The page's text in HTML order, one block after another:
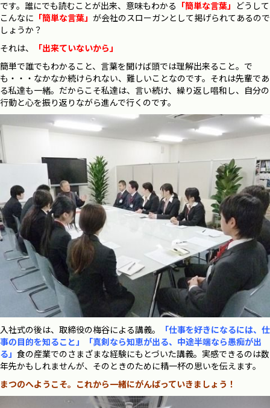
です。誰にでも読むことが出来、意味もわかる 「簡単な言葉」 どうして
こんなに 「簡単な言葉」 が会社のスローガンとして掲げられてあるので
しょうか？
それは、
「出来ていないから」
簡単で誰でもわかること、言葉を聞けば頭では理解出来ること。で
も・・・なかなか続けられない、難しいことなのです。それは先輩であ
る私達も一緒。だからこそ私達は、言い続け、繰り返し唱和し、自分の
行動と心を振り返りながら進んで行くのです。
入社式の後は、取締役の梅谷による講義。
「仕事を好きになるには、仕
事の目的を知ること」
「真剣なら知恵が出る、中途半端なら愚痴が出
る」 食の産業でのさまざまな経験にもとづいた講義。 実感できるのは数
年先かもしれませんが、そのときのために精一杯の思いを伝えます。
まつのへようこそ。 これから一緒にがんばっていきましょう！